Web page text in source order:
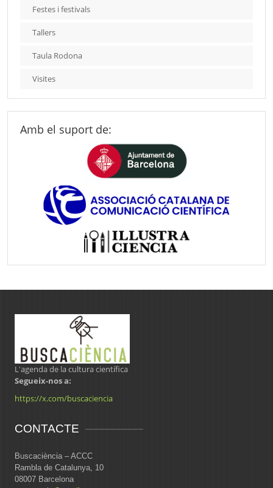
Festes i festivals
Tallers
Taula Rodona
Visites
Amb el suport de:
L'agenda de la cultura científica
Segueix-nos a:
https://x.com/buscaciencia
CONTACTE
Buscaciència – ACCC
Rambla de Catalunya, 10
08007 Barcelona